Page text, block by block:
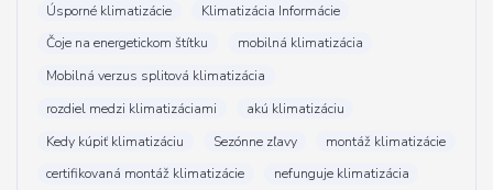
Úsporné klimatizácie
Klimatizácia Informácie
Čoje na energetickom štítku
mobilná klimatizácia
Mobilná verzus splitová klimatizácia
rozdiel medzi klimatizáciami
akú klimatizáciu
Kedy kúpiť klimatizáciu
Sezónne zľavy
montáž klimatizácie
certifikovaná montáž klimatizácie
nefunguje klimatizácia